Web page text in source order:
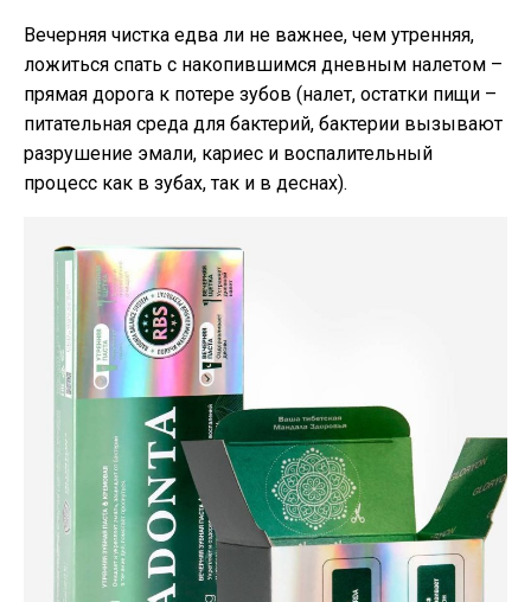
Вечерняя чистка едва ли не важнее, чем утренняя,
ложиться спать с накопившимся дневным налетом –
прямая дорога к потере зубов (налет, остатки пищи –
питательная среда для бактерий, бактерии вызывают
разрушение эмали, кариес и воспалительный
процесс как в зубах, так и в деснах).